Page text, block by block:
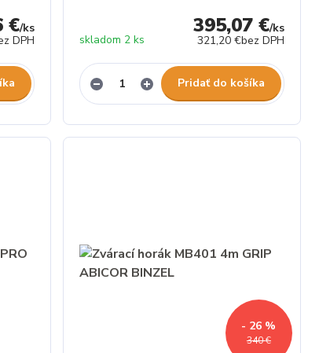
€/ks
DPH
395,07 €/ks
321,20 €bez DPH
skladom 2 ks
Pridať do košíka
340 €
- 26 %